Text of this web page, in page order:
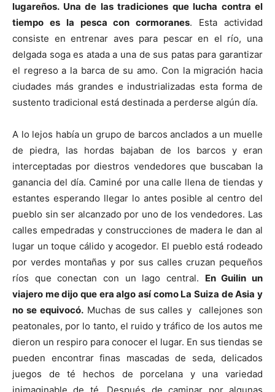
lugareños. Una de las tradiciones que lucha contra el
tiempo es la pesca con cormoranes. Esta actividad
consiste en entrenar aves para pescar en el río, una
delgada soga es atada a una de sus patas para garantizar
el regreso a la barca de su amo. Con la migración hacia
ciudades más grandes e industrializadas esta forma de
sustento tradicional está destinada a perderse algún día.
A lo lejos había un grupo de barcos anclados a un muelle
de piedra, las hordas bajaban de los barcos y eran
interceptadas por diestros vendedores que buscaban la
ganancia del día. Caminé por una calle llena de tiendas y
estantes esperando llegar lo antes posible al centro del
pueblo sin ser alcanzado por uno de los vendedores. Las
calles empedradas y construcciones de madera le dan al
lugar un toque cálido y acogedor. El pueblo está rodeado
por verdes montañas y por sus calles cruzan pequeños
ríos que conectan con un lago central. En Guilin un
viajero me dijo que era algo así como La Suiza de Asia y
no se equivocó.Muchas de sus calles y callejones son
peatonales, por lo tanto, el ruido y tráfico de los autos me
dieron un respiro para conocer el lugar. En sus tiendas se
pueden encontrar finas mascadas de seda, delicados
juegos de té hechos de porcelana y una variedad